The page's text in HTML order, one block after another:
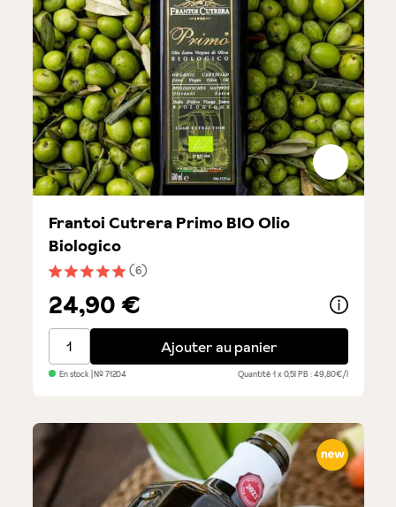
Note moyenne de 5 sur 5 étoiles
(6)
Frantoi Cutrera Primo BIO Olio
Biologico
24,90 €
Frantoi Cutrera Primo BIO Olio Biologico
Ajouter au panier
En stock | №71204 Quantité1 x 0,5lPB : 49,80€/l